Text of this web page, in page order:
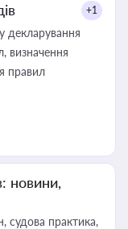
+1
декларування
визначення
правил
новини,
судова практика,